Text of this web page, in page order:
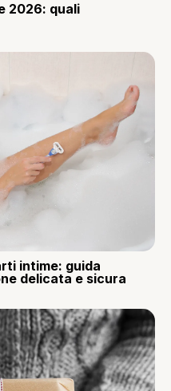
2026: quali
intime: guida
delicata e sicura